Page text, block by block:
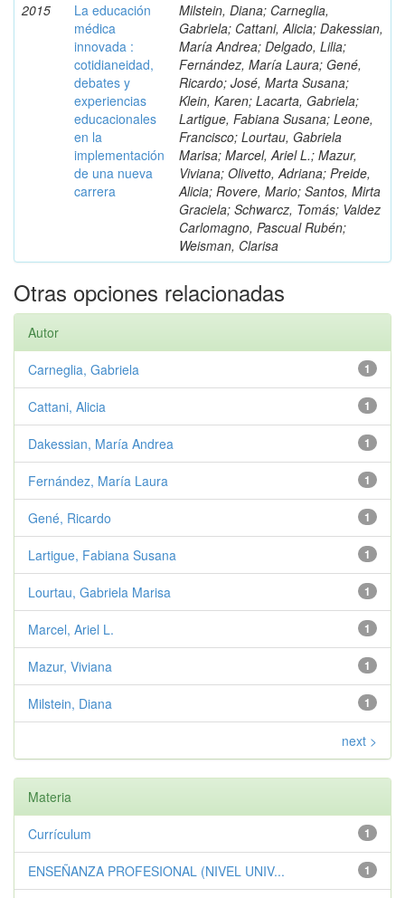
2015
La educación
médica
innovada :
cotidianeidad,
debates y
experiencias
educacionales
en la
implementación
de una nueva
carrera
Milstein, Diana; Carneglia,
Gabriela; Cattani, Alicia; Dakessian,
María Andrea; Delgado, Lilia;
Fernández, María Laura; Gené,
Ricardo; José, Marta Susana;
Klein, Karen; Lacarta, Gabriela;
Lartigue, Fabiana Susana; Leone,
Francisco; Lourtau, Gabriela
Marisa; Marcel, Ariel L.; Mazur,
Viviana; Olivetto, Adriana; Preide,
Alicia; Rovere, Mario; Santos, Mirta
Graciela; Schwarcz, Tomás; Valdez
Carlomagno, Pascual Rubén;
Weisman, Clarisa
Otras opciones relacionadas
Autor
1
Carneglia, Gabriela
1
Cattani, Alicia
1
Dakessian, María Andrea
1
Fernández, María Laura
1
Gené, Ricardo
1
Lartigue, Fabiana Susana
1
Lourtau, Gabriela Marisa
1
Marcel, Ariel L.
1
Mazur, Viviana
1
Milstein, Diana
next >
Materia
1
Currículum
1
ENSEÑANZA PROFESIONAL (NIVEL UNIV...